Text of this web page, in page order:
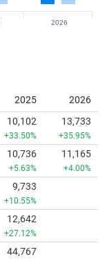
2026
2025
2026
10,102
+33.50%
13,733
+35.95%
10,736
+5.63%
11,165
+4.00%
9,733
+10.55%
12,642
+27.12%
44,767